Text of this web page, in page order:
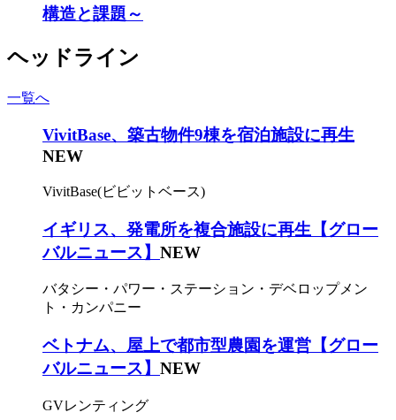
構造と課題～
ヘッドライン
一覧へ
VivitBase、築古物件9棟を宿泊施設に再生
NEW
VivitBase(ビビットベース)
イギリス、発電所を複合施設に再生【グロー
バルニュース】 NEW
バタシー・パワー・ステーション・デベロップメン
ト・カンパニー
ベトナム、屋上で都市型農園を運営【グロー
バルニュース】 NEW
GVレンティング